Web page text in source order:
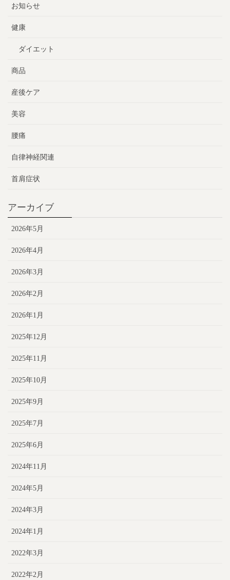
お知らせ
健康
ダイエット
商品
産後ケア
美容
腰痛
自律神経関連
首肩症状
アーカイブ
2026年5月
2026年4月
2026年3月
2026年2月
2026年1月
2025年12月
2025年11月
2025年10月
2025年9月
2025年7月
2025年6月
2024年11月
2024年5月
2024年3月
2024年1月
2022年3月
2022年2月